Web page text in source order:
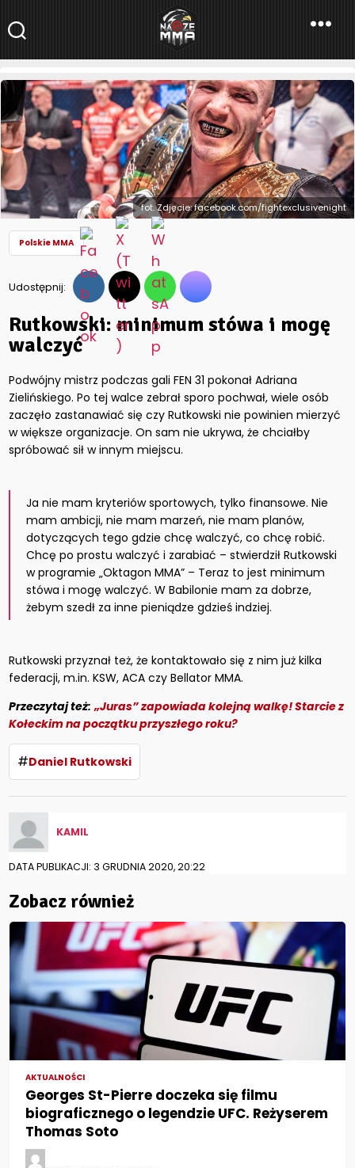
NaszeMMA
NaszeMMA.pl»Aktualności»Polskie MMA»Rutkowski: minimum
stówa i mogę walczyć
fot. Zdjęcie: facebook.com/fightexclusivenight
Polskie MMA
Udostępnij:
Rutkowski: minimum stówa i mogę
walczyć
Podwójny mistrz podczas gali FEN 31 pokonał Adriana
Zielińskiego. Po tej walce zebrał sporo pochwał, wiele osób
zaczęło zastanawiać się czy Rutkowski nie powinien mierzyć
w większe organizacje. On sam nie ukrywa, że chciałby
spróbować sił w innym miejscu.
Ja nie mam kryteriów sportowych, tylko finansowe. Nie
mam ambicji, nie mam marzeń, nie mam planów,
dotyczących tego gdzie chcę walczyć, co chcę robić.
Chcę po prostu walczyć i zarabiać – stwierdził Rutkowski
w programie „Oktagon MMA” – Teraz to jest minimum
stówa i mogę walczyć. W Babilonie mam za dobrze,
żebym szedł za inne pieniądze gdzieś indziej.
Rutkowski przyznał też, że kontaktowało się z nim już kilka
federacji, m.in. KSW, ACA czy Bellator MMA.
Przeczytaj też: „Juras” zapowiada kolejną walkę! Starcie z
Kołeckim na początku przyszłego roku?
#Daniel Rutkowski
KAMIL
DATA PUBLIKACJI: 3 GRUDNIA 2020, 20:22
Zobacz również
AKTUALNOŚCI
Georges St-Pierre doczeka się filmu
biograficznego o legendzie UFC. Reżyserem
Thomas Soto